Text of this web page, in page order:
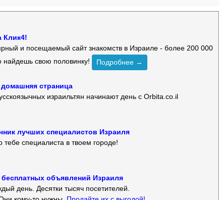
Клик4!
и посещаемый сайт знакомств в Израиле - более 200 000
найдешь свою половинку!
Подробнее →
страница
израильтян начинают день с Orbita.co.il
лучших специалистов Израиля
тебе специалиста в твоем городе!
объявлений Израиля
день. Десятки тысяч посетителей.